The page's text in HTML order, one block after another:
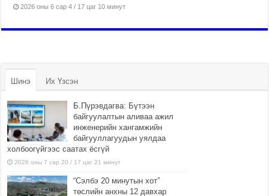
2026 оны 6 сар 4 / 17 цаг 10 минут
Шинэ Их Үзсэн
Б.Пүрэвдагва: Бүтээн
байгуулалтын аливаа ажил
инженерийн хангамжийн
байгууллагуудын уялдаа
холбоогүйгээс саатах ёсгүй
2026 оны 7 сар 20 / 17 цаг 21 минут
“Сэлбэ 20 минутын хот”
төслийн анхны 12 давхар